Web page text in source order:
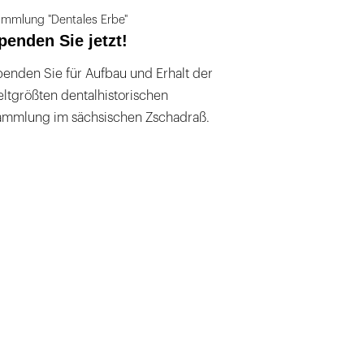
"Dentales Erbe"
Sie jetzt!
Sie für Aufbau und Erhalt der
dentalhistorischen
im sächsischen Zschadraß.